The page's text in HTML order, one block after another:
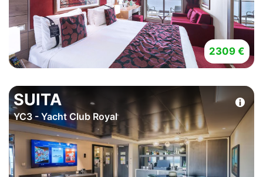
2309 €
SUITA
YC3 - Yacht Club Royal